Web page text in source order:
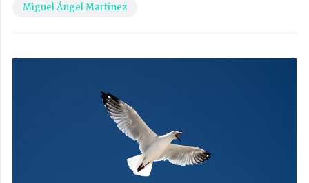
Miguel Ángel Martínez